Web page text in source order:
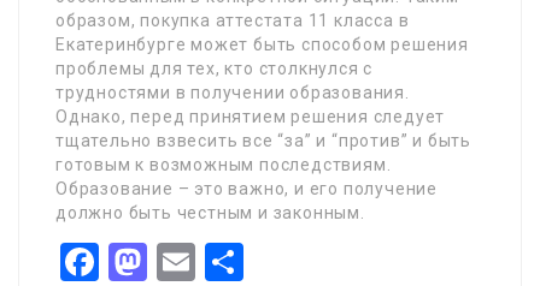
образом, покупка аттестата 11 класса в
Екатеринбурге может быть способом решения
проблемы для тех, кто столкнулся с
трудностями в получении образования.
Однако, перед принятием решения следует
тщательно взвесить все “за” и “против” и быть
готовым к возможным последствиям.
Образование – это важно, и его получение
должно быть честным и законным.
Facebook
Mastodon
Email